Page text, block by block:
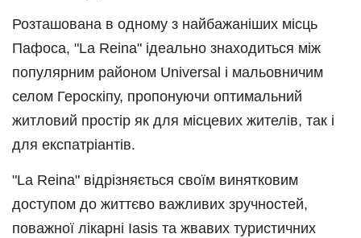
Розташована в одному з найбажаніших місць
Пафоса, "La Reina" ідеально знаходиться між
популярним районом Universal і мальовничим
селом Героскіпу, пропонуючи оптимальний
житловий простір як для місцевих жителів, так і
для експатріантів.
"La Reina" відрізняється своїм винятковим
доступом до життєво важливих зручностей,
поважної лікарні Iasis та жвавих туристичних